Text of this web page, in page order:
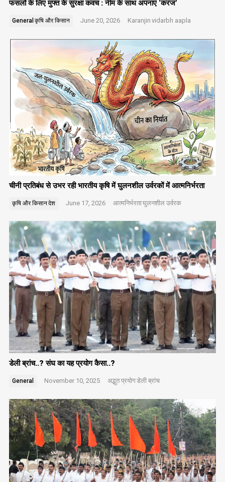
फसलों के लिए मुफ्त के सुरक्षा कवच : नीम के साथ अपनाएं ‘करंज’
General कृषि और किसान June 20, 2026 Karanjin vidarbh aapla
चीनी प्रतिबंध से उभर रही भारतीय कृषि में घुलनशील उर्वरकों में आत्मनिर्भरता
कृषि और किसानदेश June 17, 2026 आत्मनिर्भरताघुलनशील उर्वरक
डेली ब्रांच..? संघ का यह प्रयोग कैसा..?
General November 10, 2025 अद्भुत प्रयोगडेली ब्रांच